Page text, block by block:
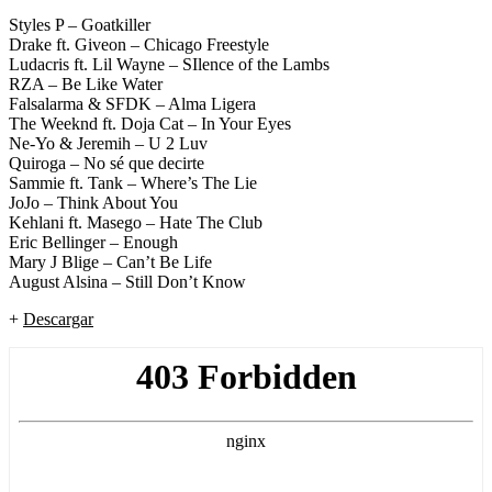
Styles P – Goatkiller
Drake ft. Giveon – Chicago Freestyle
Ludacris ft. Lil Wayne – SIlence of the Lambs
RZA – Be Like Water
Falsalarma & SFDK – Alma Ligera
The Weeknd ft. Doja Cat – In Your Eyes
Ne-Yo & Jeremih – U 2 Luv
Quiroga – No sé que decirte
Sammie ft. Tank – Where’s The Lie
JoJo – Think About You
Kehlani ft. Masego – Hate The Club
Eric Bellinger – Enough
Mary J Blige – Can’t Be Life
August Alsina – Still Don’t Know
+ Descargar